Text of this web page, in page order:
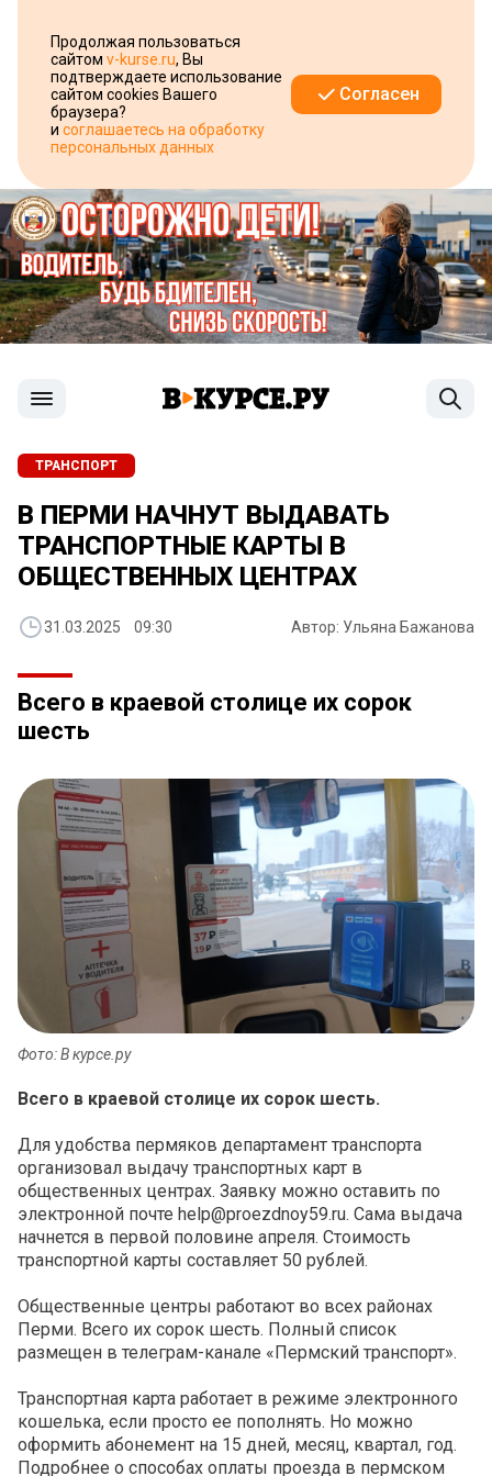
Продолжая пользоваться
сайтом v-kurse.ru, Вы
подтверждаете использование
сайтом cookies Вашего
браузера?
и соглашаетесь на обработку
персональных данных
Согласен
ТРАНСПОРТ
В ПЕРМИ НАЧНУТ ВЫДАВАТЬ
ТРАНСПОРТНЫЕ КАРТЫ В
ОБЩЕСТВЕННЫХ ЦЕНТРАХ
31.03.2025 09:30 Автор: Ульяна Бажанова
Всего в краевой столице их сорок
шесть
Фото: В курсе.ру
Всего в краевой столице их сорок шесть.
Для удобства пермяков департамент транспорта
организовал выдачу транспортных карт в
общественных центрах. Заявку можно оставить по
электронной почте help@proezdnoy59.ru. Сама выдача
начнется в первой половине апреля. Стоимость
транспортной карты составляет 50 рублей.
Общественные центры работают во всех районах
Перми. Всего их сорок шесть. Полный список
размещен в телеграм-канале «Пермский транспорт».
Транспортная карта работает в режиме электронного
кошелька, если просто ее пополнять. Но можно
оформить абонемент на 15 дней, месяц, квартал, год.
Подробнее о способах оплаты проезда в пермском